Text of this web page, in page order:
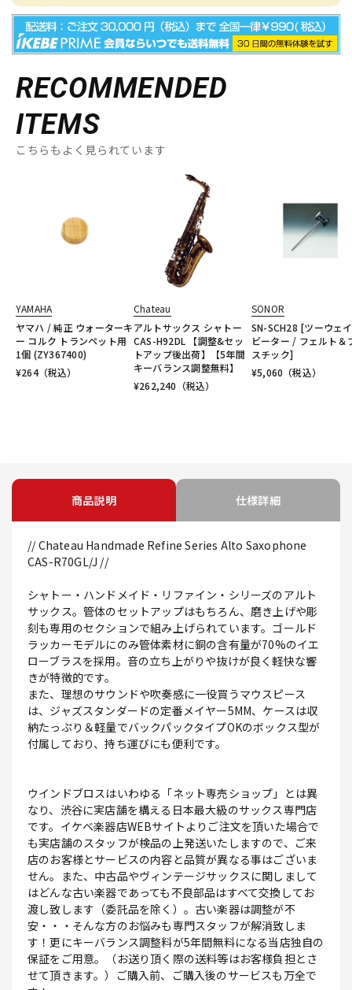
RECOMMENDED
ITEMS
こちらもよく見られています
YAMAHA
ヤマハ / 純正 ウォーターキ
ー コルク トランペット用
1個 (ZY367400)
¥264（税込）
Chateau
アルトサックス シャトー
CAS-H92DL 【調整&セッ
トアップ後出荷】【5年間
キーバランス調整無料】
¥262,240 （税込）
SONOR
SN-SCH28 [ツーウェ
ビーター / フェルト＆
スチック]
¥5,060 （税込）
商品説明 仕様詳細
// Chateau Handmade Refine Series Alto Saxophone
CAS-R70GL/J //
シャトー・ハンドメイド・リファイン・シリーズのアルト
サックス。管体のセットアップはもちろん、磨き上げや彫
刻も専用のセクションで組み上げられています。ゴールド
ラッカーモデルにのみ管体素材に銅の含有量が70%のイエ
ローブラスを採用。音の立ち上がりや抜けが良く軽快な響
きが特徴的です。
また、理想のサウンドや吹奏感に一役買うマウスピース
は、ジャズスタンダードの定番メイヤー5MM、ケースは収
納たっぷり＆軽量でバックパックタイプOKのボックス型が
付属しており、持ち運びにも便利です。
ウインドブロスはいわゆる「ネット専売ショップ」とは異
なり、渋谷に実店舗を構える日本最大級のサックス専門店
です。イケベ楽器店WEBサイトよりご注文を頂いた場合で
も実店舗のスタッフが検品の上発送いたしますので、ご来
店のお客様とサービスの内容と品質が異なる事はございま
せん。また、中古品やヴィンテージサックスに関しまして
はどんな古い楽器であっても不良部品はすべて交換してお
渡し致します（委託品を除く）。古い楽器は調整が不
安・・・そんな方のお悩みも専門スタッフが解消致しま
す！更にキーバランス調整料が5年間無料になる当店独自の
保証をご用意。（お送り頂く際の送料等はお客様負担とさ
せて頂きます。）ご購入前、ご購入後のサービスも万全で